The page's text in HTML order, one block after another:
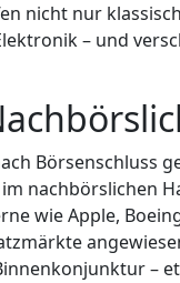
nicht nur
– und
Börsenschluss
nachbörslichen
wie Apple,
–